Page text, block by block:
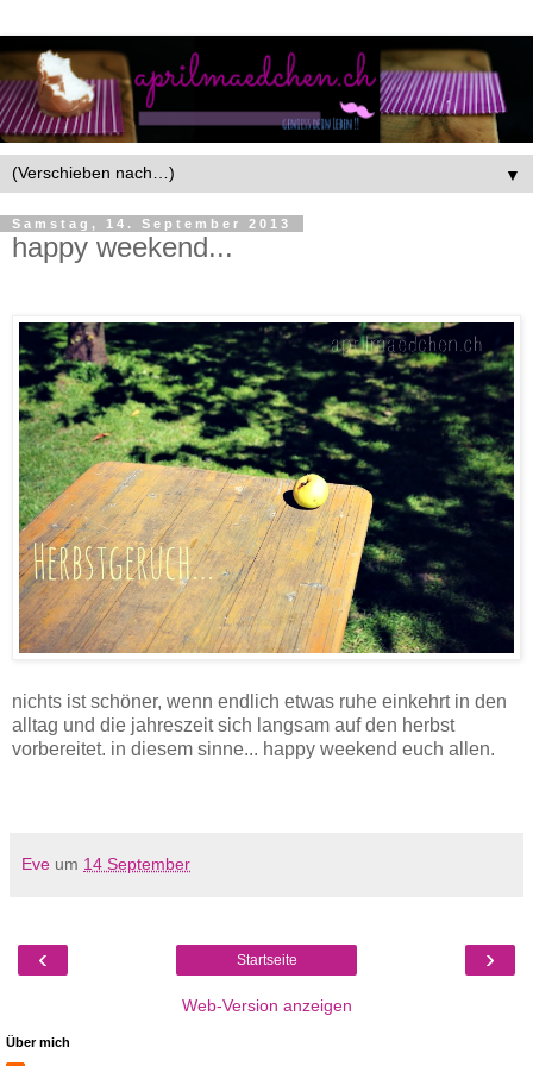
▼
Samstag, 14. September 2013
happy weekend...
nichts ist schöner, wenn endlich etwas ruhe einkehrt in den
alltag und die jahreszeit sich langsam auf den herbst
vorbereitet. in diesem sinne... happy weekend euch allen.
Eve um 14 September
‹ ›
Startseite
Web-Version anzeigen
Über mich